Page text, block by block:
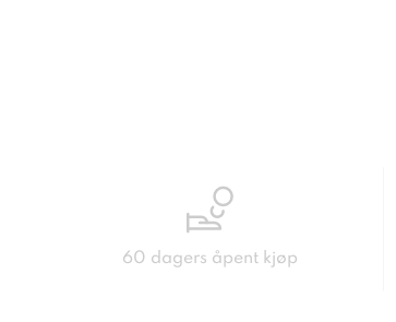
60 dagers åpent kjøp